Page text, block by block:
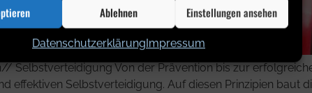
Ablehnen Einstellungen ansehen
DatenschutzerklärungImpressum
Von der Prävention bis zur
effektiven Selbstverteidigung. Auf diesen Prinzipien baut